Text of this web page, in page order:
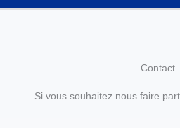
Contact
Si vous souhaitez nous faire